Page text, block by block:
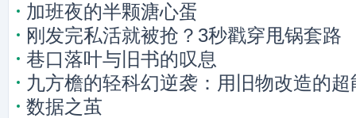
加班夜的半颗溏心蛋
刚发完私活就被抢？3秒戳穿甩锅套路
巷口落叶与旧书的叹息
九方檐的轻科幻逆袭：用旧物改造的
数据之茧